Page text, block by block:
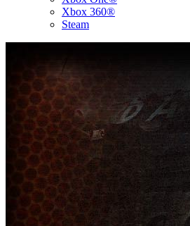
Xbox 360®
Steam